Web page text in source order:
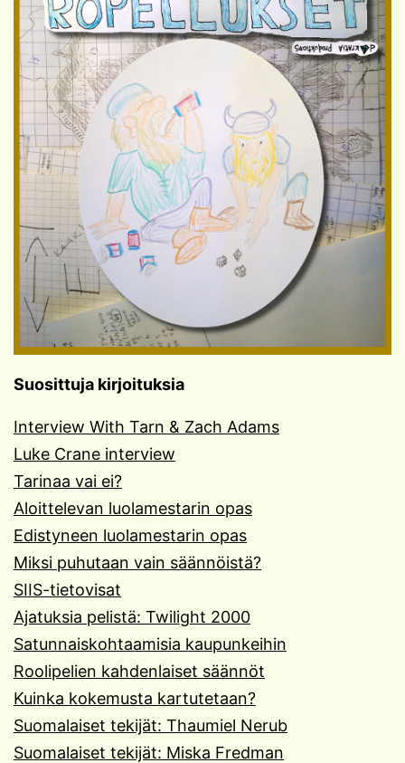
Suosittuja kirjoituksia
Interview With Tarn & Zach Adams
Luke Crane interview
Tarinaa vai ei?
Aloittelevan luolamestarin opas
Edistyneen luolamestarin opas
Miksi puhutaan vain säännöistä?
SIIS-tietovisat
Ajatuksia pelistä: Twilight 2000
Satunnaiskohtaamisia kaupunkeihin
Roolipelien kahdenlaiset säännöt
Kuinka kokemusta kartutetaan?
Suomalaiset tekijät: Thaumiel Nerub
Suomalaiset tekijät: Miska Fredman